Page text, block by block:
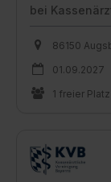
bei
86150
01.09.2027
1 freier Platz